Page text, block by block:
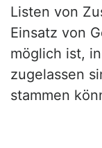
Listen von
Einsatz von
möglich ist,
zugelassen
stammen